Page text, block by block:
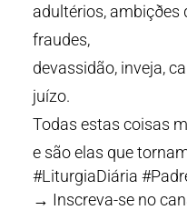
adultérios, ambiçðes
fraudes,
devassidão, inveja,
juízo.
Todas estas coisas
e são elas que
#LiturgiaDiária
→ Inscreva-se no